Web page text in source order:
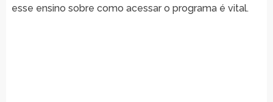
esse ensino sobre como acessar o programa é vital.